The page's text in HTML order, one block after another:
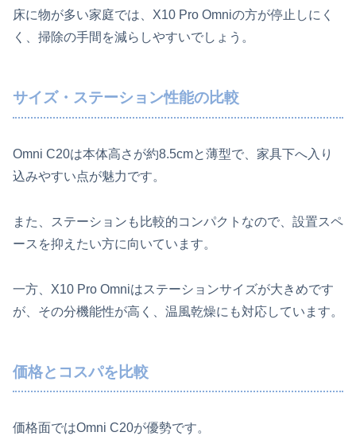
床に物が多い家庭では、X10 Pro Omniの方が停止しにく
く、掃除の手間を減らしやすいでしょう。
サイズ・ステーション性能の比較
Omni C20は本体高さが約8.5cmと薄型で、家具下へ入り
込みやすい点が魅力です。
また、ステーションも比較的コンパクトなので、設置スペ
ースを抑えたい方に向いています。
一方、X10 Pro Omniはステーションサイズが大きめです
が、その分機能性が高く、温風乾燥にも対応しています。
価格とコスパを比較
価格面ではOmni C20が優勢です。